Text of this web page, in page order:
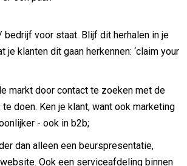
bedrijf voor staat. Blijf dit herhalen in je
je klanten dit gaan herkennen: ‘claim your
markt door contact te zoeken met de
doen. Ken je klant, want ook marketing
- ook in b2b;
dan alleen een beurspresentatie,
Ook een serviceafdeling binnen